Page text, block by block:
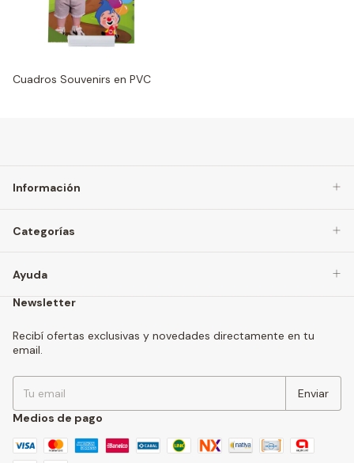
Cuadros Souvenirs en PVC
Información
Categorías
Ayuda
Newsletter
Recibí ofertas exclusivas y novedades directamente en tu
email.
Medios de pago